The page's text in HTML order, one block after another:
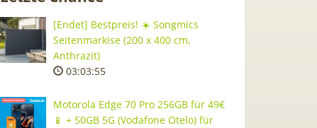
[Endet] Bestpreis! ☀️ Songmics
Seitenmarkise (200 x 400 cm,
Anthrazit)
03:03:54
Motorola Edge 70 Pro 256GB für 49€
📱 + 50GB 5G (Vodafone Otelo) für